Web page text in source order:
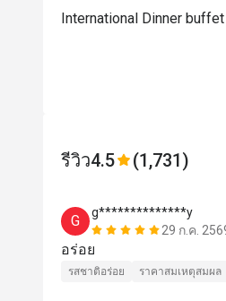
International Dinner
รีวิว4.5 (1,731)
G
g**************y
29 ก.ค.
อร่อย
รสชาติอร่อย ราคาสมเหตุสมผล